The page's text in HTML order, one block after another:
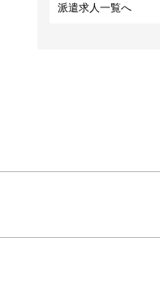
派遣求人一覧へ